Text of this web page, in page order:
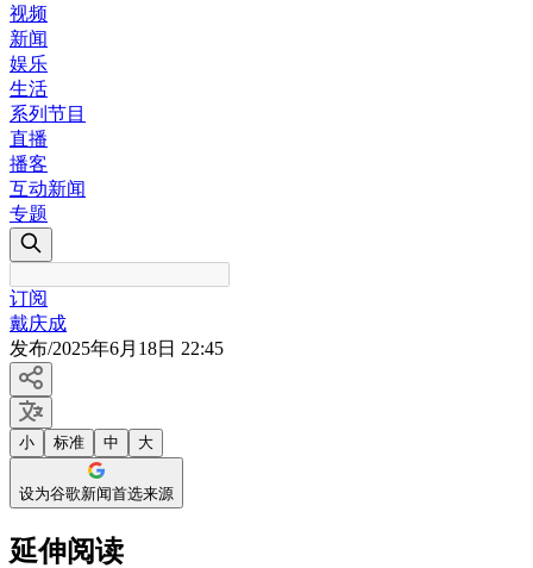
视频
新闻
娱乐
生活
系列节目
直播
播客
互动新闻
专题
订阅
戴庆成
发布/2025年6月18日 22:45
小 标准 中 大
设为谷歌新闻首选来源
延伸阅读